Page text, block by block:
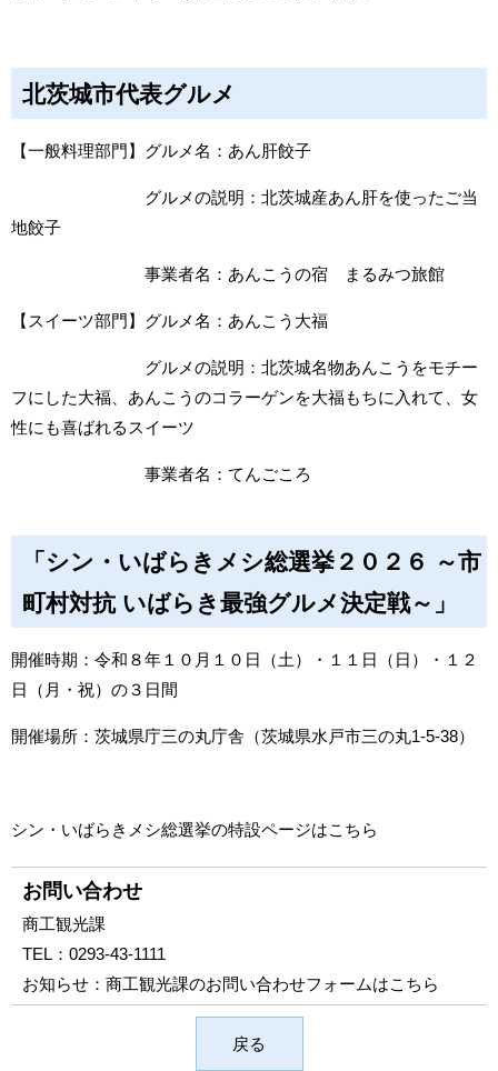
北茨城市代表グルメ
【一般料理部門】グルメ名：あん肝餃子
グルメの説明：北茨城産あん肝を使ったご当
地餃子
事業者名：あんこうの宿 まるみつ旅館
【スイーツ部門】グルメ名：あんこう大福
グルメの説明：北茨城名物あんこうをモチー
フにした大福、あんこうのコラーゲンを大福もちに入れて、女
性にも喜ばれるスイーツ
事業者名：てんごころ
「シン・いばらきメシ総選挙２０２６ ～市
町村対抗 いばらき最強グルメ決定戦～」
開催時期：令和８年１０月１０日（土）・１１日（日）・１２
日（月・祝）の３日間
開催場所：茨城県庁三の丸庁舎（茨城県水戸市三の丸1-5-38）
シン・いばらきメシ総選挙の特設ページはこちら
お問い合わせ
商工観光課
TEL： 0293-43-1111
お知らせ： 商工観光課のお問い合わせフォームはこちら
戻る